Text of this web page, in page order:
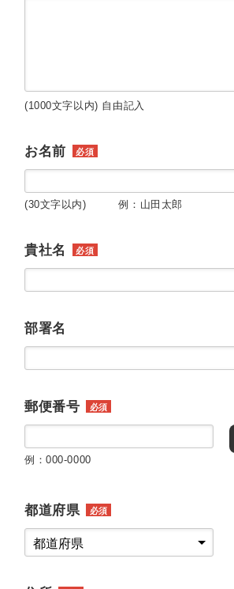
(1000文字以内) 自由記入
お名前 必須
(30文字以内) 例：山田太郎
貴社名 必須
部署名
郵便番号 必須
例：000-0000
都道府県 必須